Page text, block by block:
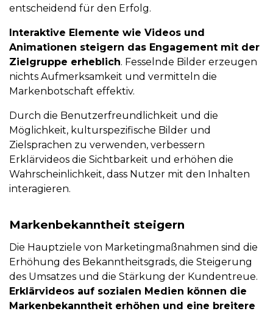
entscheidend für den Erfolg.
Interaktive Elemente wie Videos und
Animationen steigern das Engagement mit der
Zielgruppe erheblich. Fesselnde Bilder erzeugen
nichts Aufmerksamkeit und vermitteln die
Markenbotschaft effektiv.
Durch die Benutzerfreundlichkeit und die
Möglichkeit, kulturspezifische Bilder und
Zielsprachen zu verwenden, verbessern
Erklärvideos die Sichtbarkeit und erhöhen die
Wahrscheinlichkeit, dass Nutzer mit den Inhalten
interagieren.
Markenbekanntheit steigern
Die Hauptziele von Marketingmaßnahmen sind die
Erhöhung des Bekanntheitsgrads, die Steigerung
des Umsatzes und die Stärkung der Kundentreue.
Erklärvideos auf sozialen Medien können die
Markenbekanntheit erhöhen und eine breitere